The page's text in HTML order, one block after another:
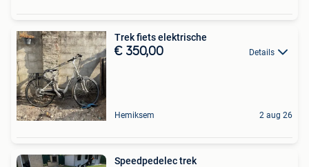
Trek fiets elektrische
€ 350,00 Details
Hemiksem 2 aug 26
Speedpedelec trek